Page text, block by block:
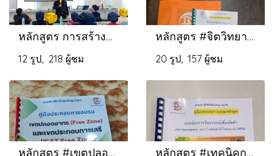
หลักสูตร การสร้างจิตสำนึกด้านความปลอดภัยในการทำงาน
12 รูป, 218 ผู้ชม
หลักสูตร #จิตวิทยาโน้มน้าวใจลูกค้าให้ซื้อง่ายขายคล่อง
20 รูป, 157 ผู้ชม
หลักสูตร #เขตปลอดอากร FreeZone และเขตประกอบการเสรี (IEAT Free Zone) หลักสูตร #เทคนิคการวิเคราะห์เพื่อจัดทำ Job Description และกำหนดตัวชี้วัดผลงาน (KPIs)